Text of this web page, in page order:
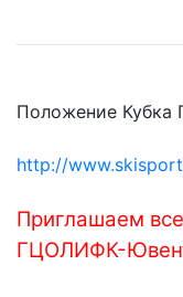
Положение
http://
Приглашаем
ГЦОЛИФК-